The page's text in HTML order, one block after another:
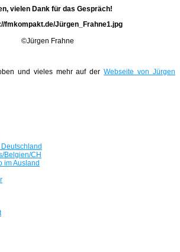
vielen Dank für das Gespräch!
©Jürgen Frahne
und vieles mehr auf derWebseite von Jürgen
Belgien/CH
im Ausland